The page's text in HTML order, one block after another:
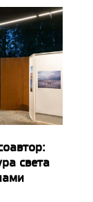
света